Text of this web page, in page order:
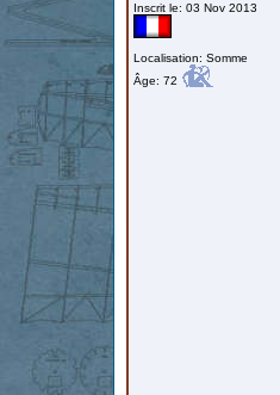
Inscrit le: 03 Nov 2013
Localisation: Somme
Âge: 72